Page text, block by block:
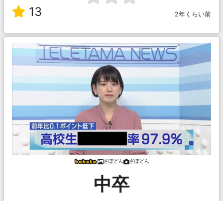
13 2年くらい前
ざぽどん ざぽどん
中卒